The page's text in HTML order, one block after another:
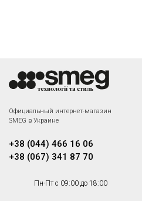
Официальный интернет-магазин
SMEG в Украине
+38 (044) 466 16 06
+38 (067) 341 87 70
Пн-Пт с 09:00 до 18:00